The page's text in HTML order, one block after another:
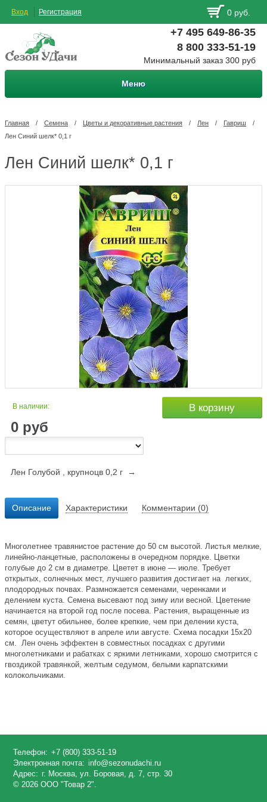
Вход Регистрация 0 руб.
+7 495 649-86-35
8 800 333-51-19
Минимальный заказ 300 руб
Меню
Главная / Семена / Цветы и декоративные растения / Лен / Гавриш
/
Лен Синий шелк* 0,1 г
Лен Синий шелк* 0,1 г
В наличии:
0 руб
В корзину
Лен Голубой , крупноцв 0,2 г →
Описание Характеристики Комментарии (0)
Многолетнее травянистое растение до 50 см высотой. Листья мелкие,
линейно-ланцетные, расположены в очередном порядке. Цветки
голубые до 2 см в диаметре. Цветет в июне — июле. Требует
открытых, солнечных мест, лучшего развития достигает на легких,
плодородных почвах. Размножается семенами, черенками и
делением куста. Семена высевают под зиму или весной. Цветение
начинается на второй год после посева. Растения, выращенные из
семян, цветут обильнее, более крепкие, чем при делении куста,
которое осуществляют в апреле или августе. Схема посадки 15х20
см. Лен очень эффектен в совместных посадках с другими
многолетниками и рабатках с яркими летниками, хорошо смотрится с
гвоздикой травянкой, желтым седумом, белыми карпатскими
колокольчиками.
Телефон: +7 (800) 333-51-19
Электронная почта: info@sezonudachi.ru
Адрес: г. Москва, ул. Боровая, д. 7, стр. 30
© 2026 ООО "Товар 2".